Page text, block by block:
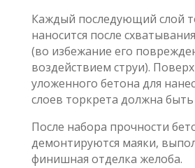
Каждый последующий слой
наносится после
(во избежание его
воздействием струи).
уложенного бетона для
слоев торкрета должна
После набора прочности
демонтируются маяки,
финишная отделка желоба.